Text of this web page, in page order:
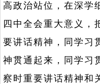
高政治站位，在深学
四中全会重大意义，
要讲话精神，同学习
神贯通起来，同学习
察时重要讲话精神和